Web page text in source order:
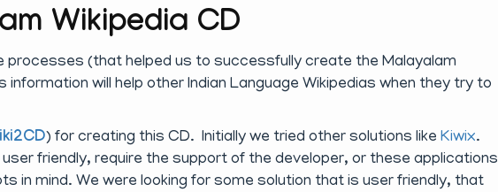
Wikipedia CD
processes (that helped us to successfully create the Malayalam
will help other Indian Language Wikipedias when they try to
) for creating this CD. Initially we tried other solutions likeKiwix.
friendly, require the support of the developer, or these applications
in mind. We were looking for some solution that is user friendly, that